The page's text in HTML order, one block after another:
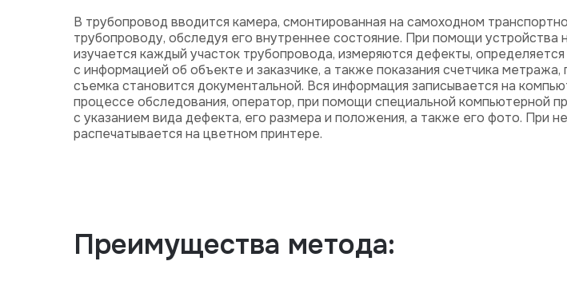
В трубопровод вводится камера, смонтированная на самоходном
трубопроводу, обследуя его внутреннее состояние. При помощи устройства
изучается каждый участок трубопровода, измеряются дефекты,
с информацией об объекте и заказчике, а также показания счетчика
съемка становится документальной. Вся информация записывается на
процессе обследования, оператор, при помощи специальной компьютерной
с указанием вида дефекта, его размера и положения, а также его фото. При
распечатывается на цветном принтере.
Преимущества метода: